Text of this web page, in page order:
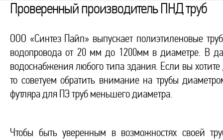
Проверенный производитель ПНД труб
ООО «Синтез Пайп» выпускает полиэтиленовые
водопровода от 20 мм до 1200мм в диаметре. В
водоснабжения любого типа здания. Если вы
то советуем обратить внимание на трубы
футляра для ПЭ труб меньшего диаметра.
Чтобы быть уверенным в возможностях своей